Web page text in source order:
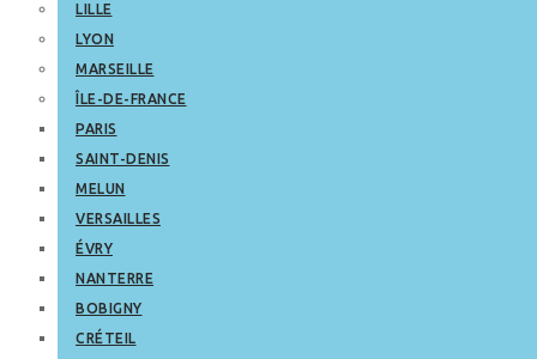
LILLE
LYON
MARSEILLE
ÎLE-DE-FRANCE
PARIS
SAINT-DENIS
MELUN
VERSAILLES
ÉVRY
NANTERRE
BOBIGNY
CRÉTEIL